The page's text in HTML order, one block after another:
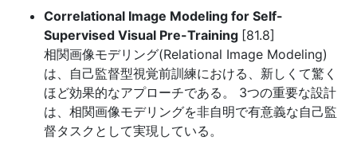
Correlational Image Modeling for Self-
Supervised Visual Pre-Training [81.8]
相関画像モデリング(Relational Image Modeling)
は、自己監督型視覚前訓練における、新しくて驚く
ほど効果的なアプローチである。 3つの重要な設計
は、相関画像モデリングを非自明で有意義な自己監
督タスクとして実現している。